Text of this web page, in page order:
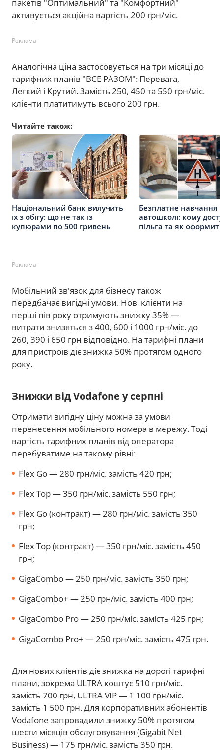
пакетів "Оптимальний" та "Комфортний"
активується акційна вартість 200 грн/міс.
Реклама
Аналогічна ціна застосовується на три місяці до
тарифних планів "ВСЕ РАЗОМ": Перевага,
Легкий і Крутий. Замість 250, 450 та 550 грн/міс.
клієнти платитимуть всього 200 грн.
Читайте також:
Національний банк вилучить
їх з обігу: що не так із
купюрами по 500 гривень
Безплатне навчання
автошколі: кому
пільга та як
Реклама
Мобільний зв'язок для бізнесу також
передбачає вигідні умови. Нові клієнти на
перші пів року отримують знижку 35% —
витрати знизяться з 400, 600 і 1000 грн/міс. до
260, 390 і 650 грн відповідно. На тарифні плани
для пристроїв діє знижка 50% протягом одного
року.
Знижки від Vodafone у серпні
Отримати вигідну ціну можна за умови
перенесення мобільного номера в мережу. Тоді
вартість тарифних планів від оператора
перебуватиме на такому рівні:
Flex Go — 280 грн/міс. замість 420 грн;
Flex Top — 350 грн/міс. замість 550 грн;
Flex Go (контракт) — 280 грн/міс. замість 350
грн;
Flex Top (контракт) — 350 грн/міс. замість 450
грн;
GigaCombo — 250 грн/міс. замість 350 грн;
GigaCombo+ — 250 грн/міс. замість 400 грн;
GigaCombo Pro — 250 грн/міс. замість 425 грн;
GigaCombo Pro+ — 250 грн/міс. замість 475 грн.
Для нових клієнтів діє знижка на дорогі тарифні
плани, зокрема ULTRA коштує 510 грн/міс.
замість 700 грн, ULTRA VIP — 1 100 грн/міс.
замість 1 500 грн. Для корпоративних абонентів
Vodafone запровадили знижку 50% протягом
шести місяців обслуговування (Gigabit Net
Business) — 175 грн/міс. замість 350 грн.